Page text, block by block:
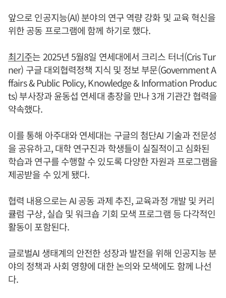
앞으로 인공지능(AI) 분야의 연구 역량 강화 및 교육 혁신을
위한 공동 프로그램에 함께 하기로 했다.
최기주는 2025년 5월8일 연세대에서 크리스 터너(Cris Tur
ner) 구글 대외협력정책 지식 및 정보 부문(Government A
ffairs & Public Policy, Knowledge & Information Produc
ts) 부사장과 윤동섭 연세대 총장을 만나 3개 기관간 협력을
약속했다.
이를 통해 아주대와 연세대는 구글의 첨단AI 기술과 전문성
을 공유하고, 대학 연구진과 학생들이 실질적이고 심화된
학습과 연구를 수행할 수 있도록 다양한 자원과 프로그램을
제공받을 수 있게 됐다.
협력 내용으로는 AI 공동 과제 추진, 교육과정 개발 및 커리
큘럼 구상, 실습 및 워크숍 기회 모색 프로그램 등 다각적인
활동이 포함된다.
글로벌AI 생태계의 안전한 성장과 발전을 위해 인공지능 분
야의 정책과 사회 영향에 대한 논의와 모색에도 함께 나선
다.